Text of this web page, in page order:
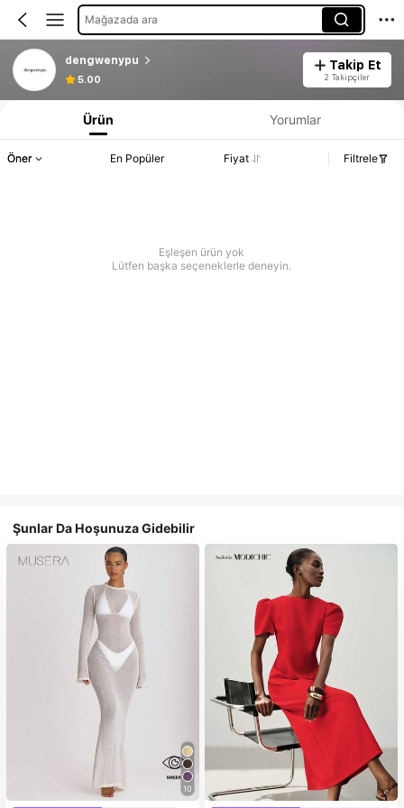
Mağazada ara
dengwenypu
5.00
Takip Et
2 Takipçiler
Ürün Yorumlar
Öner En Popüler Fiyat Filtrele
Eşleşen ürün yok
Lütfen başka seçeneklerle deneyin.
Şunlar Da Hoşunuza Gidebilir
10